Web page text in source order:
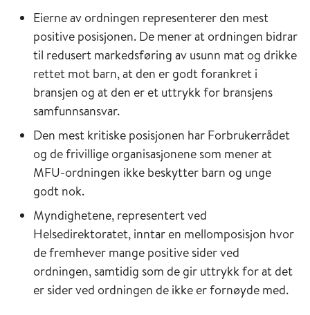
Eierne av ordningen representerer den mest
positive posisjonen. De mener at ordningen bidrar
til redusert markedsføring av usunn mat og drikke
rettet mot barn, at den er godt forankret i
bransjen og at den er et uttrykk for bransjens
samfunnsansvar.
Den mest kritiske posisjonen har Forbrukerrådet
og de frivillige organisasjonene som mener at
MFU-ordningen ikke beskytter barn og unge
godt nok.
Myndighetene, representert ved
Helsedirektoratet, inntar en mellomposisjon hvor
de fremhever mange positive sider ved
ordningen, samtidig som de gir uttrykk for at det
er sider ved ordningen de ikke er fornøyde med.